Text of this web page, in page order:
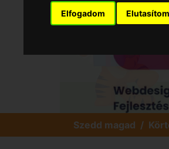
Elfogadom Elutasítom
Szedd magad